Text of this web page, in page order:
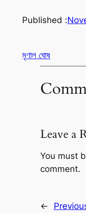
Published :
মৃণাল ঘোষ
Leave a
You must
comment.
←